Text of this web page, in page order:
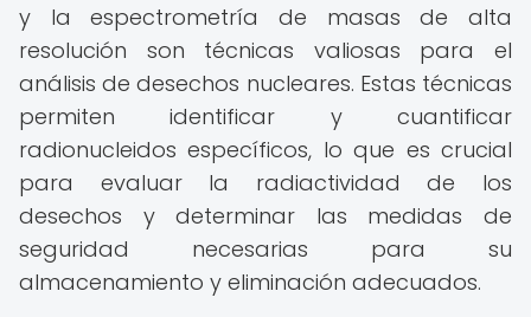
y la espectrometría de masas de alta
resolución son técnicas valiosas para el
análisis de desechos nucleares. Estas técnicas
permiten identificar y cuantificar
radionucleidos específicos, lo que es crucial
para evaluar la radiactividad de los
desechos y determinar las medidas de
seguridad necesarias para su
almacenamiento y eliminación adecuados.